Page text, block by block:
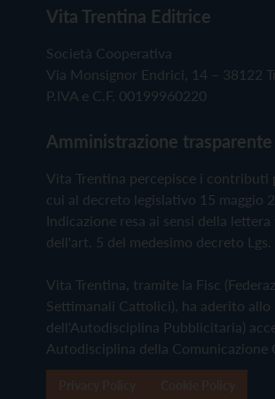
Vita Trentina Editrice
Società Cooperativa
Via Monsignor Endrici, 14 – 38122
P.IVA e C.F. 00199960220
Amministrazione trasparente
Vita Trentina percepisce i
cui al decreto legislativo 15 maggio
Indicazione resa ai sensi della
dell'art. 5 del medesimo decreto Lgs.
Vita Trentina, tramite la Fisc
Settimanali Cattolici), ha aderito
dell'Autodisciplina Pubblicitaria)
Autodisciplina della Comunicazione